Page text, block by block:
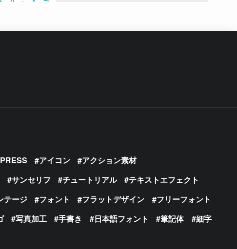
アイコン
アクション素材
サンセリフ チュートリアル
テキストエフェクト
テージ フォント フラットデザイン
フリーフォント
写真加工 手書き 日本語フォント 筆記体
細字